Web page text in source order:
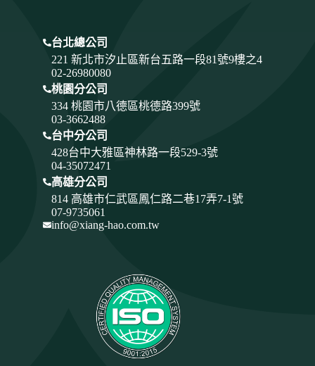
台北總公司
221 新北市汐止區新台五路一段81號9樓之4
02-26980080
桃園分公司
334 桃園市八德區桃德路399號
03-3662488
台中分公司
428台中大雅區神林路一段529-3號
04-35072471
高雄分公司
814 高雄市仁武區鳳仁路二巷17弄7-1號
07-9735061
info@xiang-hao.com.tw